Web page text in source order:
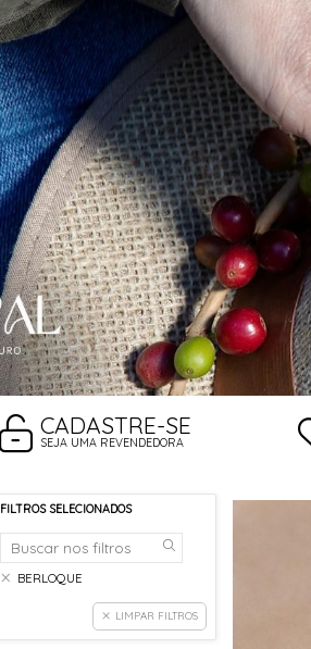
CADASTRE-SE
SEJA UMA REVENDEDORA
FILTROS SELECIONADOS
BERLOQUE
LIMPAR FILTROS